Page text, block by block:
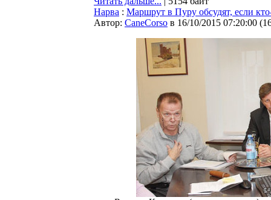
Нарва : Маршрут в Пуру обсудят, если
Автор: CaneCorso в 16/10/2015 07:20:00 (